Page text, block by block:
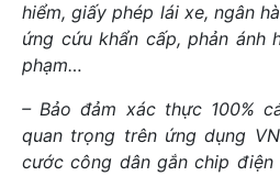
hiểm, giấy phép lái xe, ngân
ứng cứu khẩn cấp, phản ánh
phạm…
– Bảo đảm xác thực 100%
quan trọng trên ứng dụng
cước công dân gắn chip